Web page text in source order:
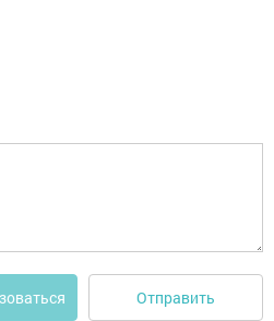
Отправить